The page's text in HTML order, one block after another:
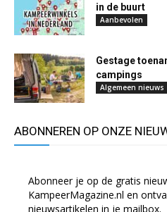
in de buurt
Aanbevolen
Gestage
campings
Algemeen nieuws
ABONNEREN OP ONZE
Abonneer je op de gratis
KampeerMagazine.nl en
nieuwsartikelen in je mailbox.